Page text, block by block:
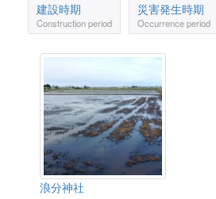
建設時期
Construction period
災害発生時期
Occurrence period
浪分神社